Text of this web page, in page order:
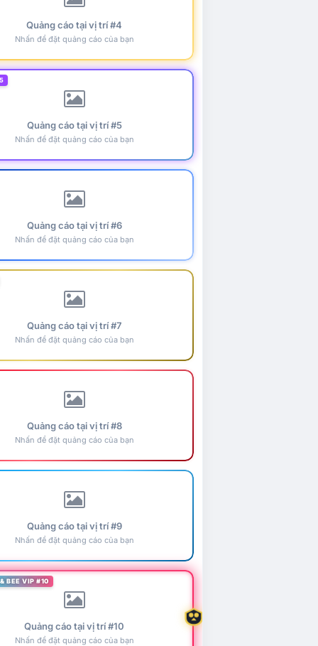
Quảng cáo tại vị trí #4
Nhấn để đặt quảng cáo của bạn
Quảng cáo tại vị trí #5
Nhấn để đặt quảng cáo của bạn
Quảng cáo tại vị trí #6
Nhấn để đặt quảng cáo của bạn
Quảng cáo tại vị trí #7
Nhấn để đặt quảng cáo của bạn
Quảng cáo tại vị trí #8
Nhấn để đặt quảng cáo của bạn
Quảng cáo tại vị trí #9
Nhấn để đặt quảng cáo của bạn
BEE VIP #10
Quảng cáo tại vị trí #10
Nhấn để đặt quảng cáo của bạn